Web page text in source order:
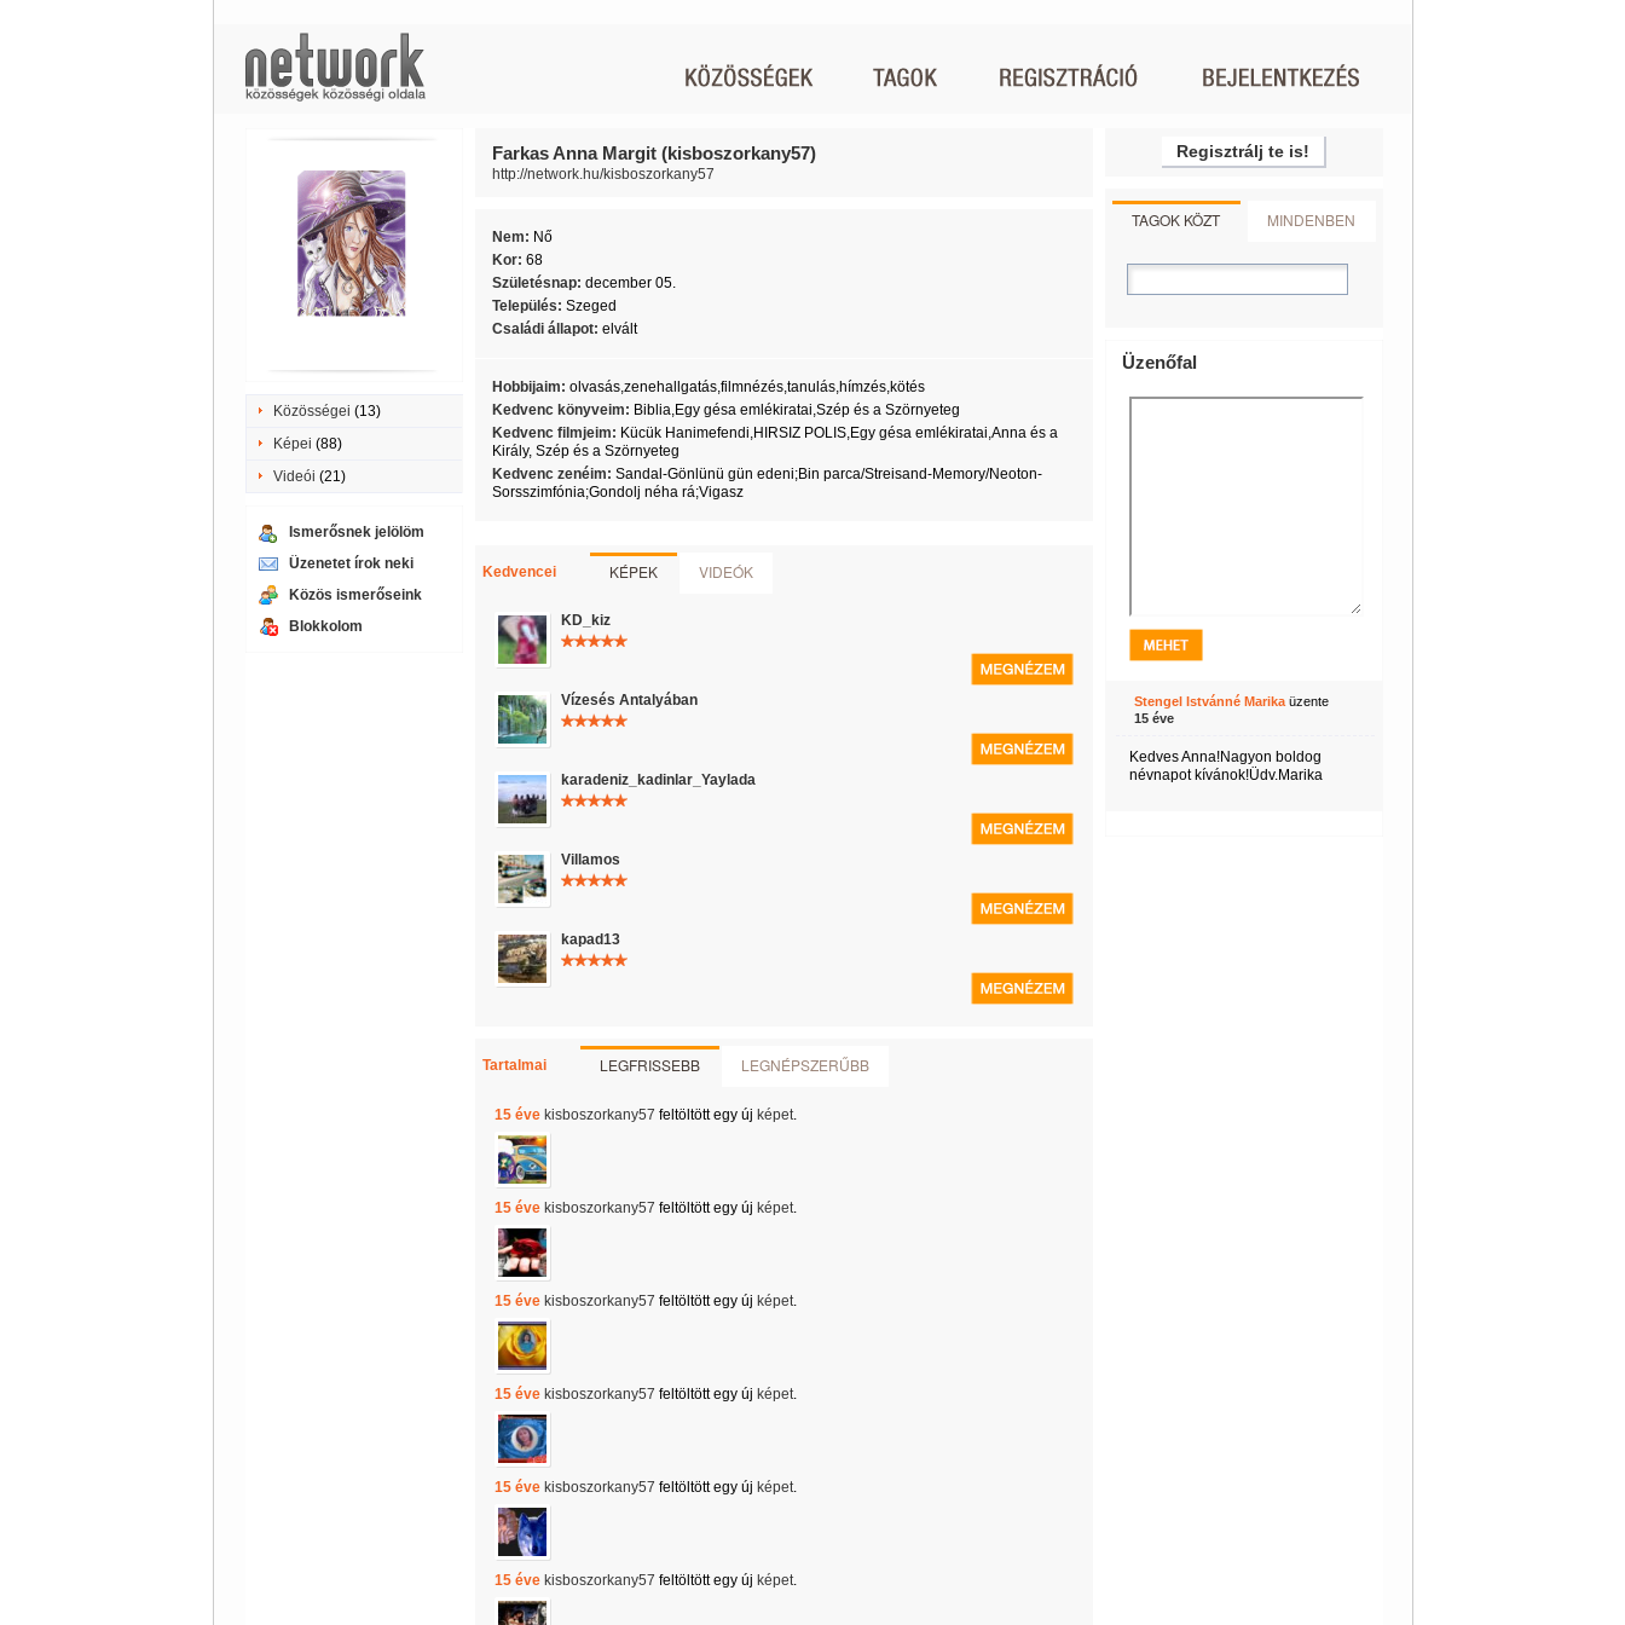
Közösségei (13)
Képei (88)
Videói (21)
Ismerősnek jelölöm
Üzenetet írok neki
Közös ismerőseink
Blokkolom
Farkas Anna Margit (kisboszorkany57)
http://network.hu/kisboszorkany57
Nem: Nő
Kor: 68
Születésnap: december 05.
Település: Szeged
Családi állapot: elvált
Hobbijaim: olvasás,zenehallgatás,filmnézés,tanulás,hímzés,kötés
Kedvenc könyveim: Biblia,Egy gésa emlékiratai,Szép és a Szörnyeteg
Kedvenc filmjeim: Kücük Hanimefendi,HIRSIZ POLIS,Egy gésa emlékiratai,Anna és a
Király, Szép és a Szörnyeteg
Kedvenc zenéim: Sandal-Gönlünü gün edeni;Bin parca/Streisand-Memory/Neoton-
Sorsszimfónia;Gondolj néha rá;Vigasz
Kedvencei KÉPEK VIDEÓK
KD_kiz
Vízesés Antalyában
karadeniz_kadinlar_Yaylada
Villamos
kapad13
Tartalmai LEGFRISSEBB LEGNÉPSZERŰBB
15 éve kisboszorkany57 feltöltött egy új képet.
15 éve kisboszorkany57 feltöltött egy új képet.
15 éve kisboszorkany57 feltöltött egy új képet.
15 éve kisboszorkany57 feltöltött egy új képet.
15 éve kisboszorkany57 feltöltött egy új képet.
15 éve kisboszorkany57 feltöltött egy új képet.
Regisztrálj te is!
TAGOK KÖZT MINDENBEN
Üzenőfal
Stengel Istvánné Marikaüzente
15 éve
Kedves Anna!Nagyon boldog
névnapot kívánok!Üdv.Marika